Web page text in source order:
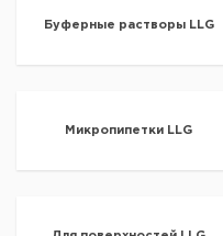
Буферные растворы LLG
Микропипетки LLG